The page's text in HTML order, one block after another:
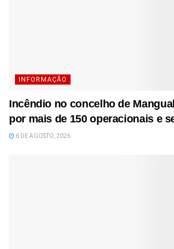
INFORMAÇÃO
Incêndio no concelho de
por mais de 150 operacionais e
6 DE AGOSTO, 2026